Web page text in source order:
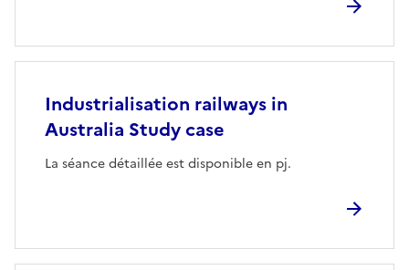
Industrialisation railways in
Australia Study case
La séance détaillée est disponible en pj.